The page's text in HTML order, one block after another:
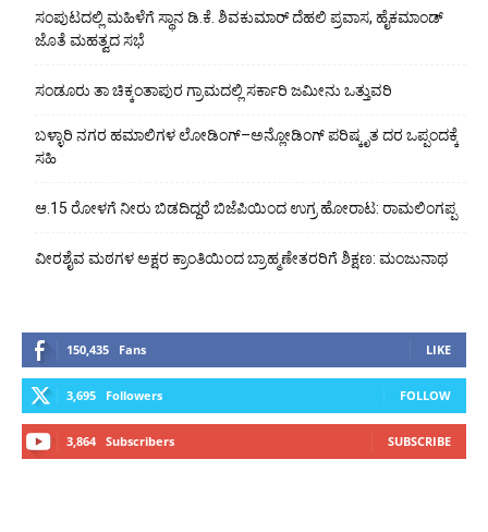
ಸಂಪುಟದಲ್ಲಿ ಮಹಿಳೆಗೆ ಸ್ಥಾನ ಡಿ.ಕೆ. ಶಿವಕುಮಾರ್ ದೆಹಲಿ ಪ್ರವಾಸ, ಹೈಕಮಾಂಡ್
ಜೊತೆ ಮಹತ್ವದ ಸಭೆ
ಸಂಡೂರು ತಾ ಚಿಕ್ಕಂತಾಪುರ ಗ್ರಾಮದಲ್ಲಿ ಸರ್ಕಾರಿ ಜಮೀನು ಒತ್ತುವರಿ
ಬಳ್ಳಾರಿ ನಗರ ಹಮಾಲಿಗಳ ಲೋಡಿಂಗ್–ಅನ್ಲೋಡಿಂಗ್ ಪರಿಷ್ಕೃತ ದರ ಒಪ್ಪಂದಕ್ಕೆ
ಸಹಿ
ಆ.15 ರೋಳಗೆ ನೀರು ಬಿಡದಿದ್ದರೆ ಬಿಜೆಪಿಯಿಂದ ಉಗ್ರ ಹೋರಾಟ: ರಾಮಲಿಂಗಪ್ಪ
ವೀರಶೈವ ಮಠಗಳ ಅಕ್ಷರ ಕ್ರಾಂತಿಯಿಂದ ಬ್ರಾಹ್ಮಣೇತರರಿಗೆ ಶಿಕ್ಷಣ: ಮಂಜುನಾಥ
150,435 Fans LIKE
3,695 Followers FOLLOW
3,864 Subscribers SUBSCRIBE